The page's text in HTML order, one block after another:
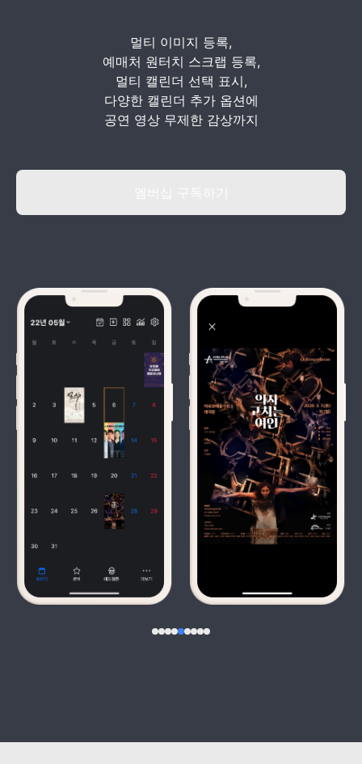
멀티 이미지 등록,
예매처 원터치 스크랩 등록,
멀티 캘린더 선택 표시,
다양한 캘린더 추가 옵션에
공연 영상 무제한 감상까지